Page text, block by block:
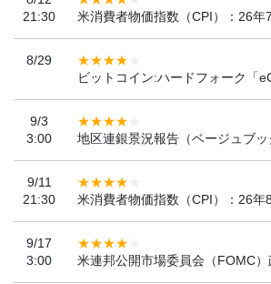
21:30
米消費者物価指数（CPI）：26年
8/29
ビットコイン:ハードフォーク「
9/3
3:00
地区連銀景況報告（ベージュブッ
9/11
21:30
米消費者物価指数（CPI）：26年
9/17
3:00
米連邦公開市場委員会（FOMC